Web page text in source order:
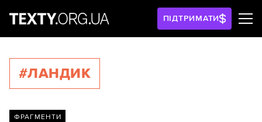
ПІДТРИМАТИ
#ЛАНДИК
ФРАГМЕНТИ